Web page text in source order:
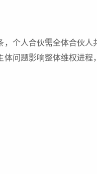
个人合伙需全体合伙人
问题影响整体维权进程